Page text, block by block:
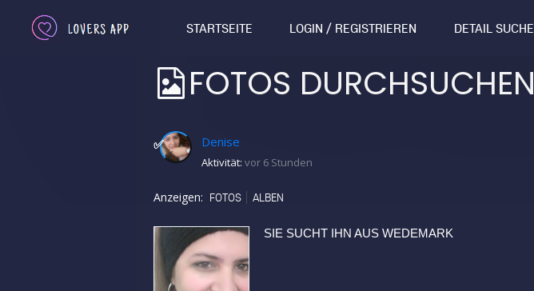
STARTSEITE LOGIN / REGISTRIEREN DETAIL SUCHE
FOTOS DURCHSUCHEN
✅ Denise
Aktivität: vor 6 Stunden
Anzeigen: FOTOS ALBEN
SIE SUCHT IHN AUS WEDEMARK